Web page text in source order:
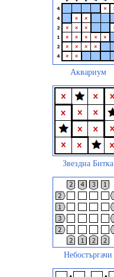
Аквариум
Звездна Битка
Небостъргачи